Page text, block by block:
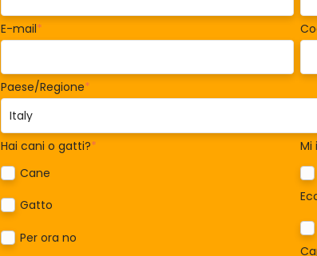
E-mail*
Paese/Regione*
Hai cani o gatti?*
Cane
Gatto
Per ora no
Mi